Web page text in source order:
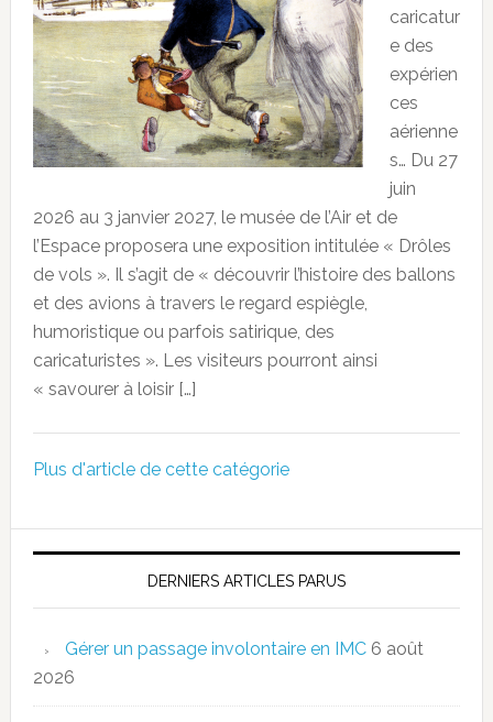
caricatur
e des
expérien
ces
aérienne
s… Du 27
juin
2026 au 3 janvier 2027, le musée de l’Air et de
l’Espace proposera une exposition intitulée « Drôles
de vols ». Il s’agit de « découvrir l’histoire des ballons
et des avions à travers le regard espiègle,
humoristique ou parfois satirique, des
caricaturistes ». Les visiteurs pourront ainsi
« savourer à loisir […]
Plus d'article de cette catégorie
DERNIERS ARTICLES PARUS
Gérer un passage involontaire en IMC 6 août
2026